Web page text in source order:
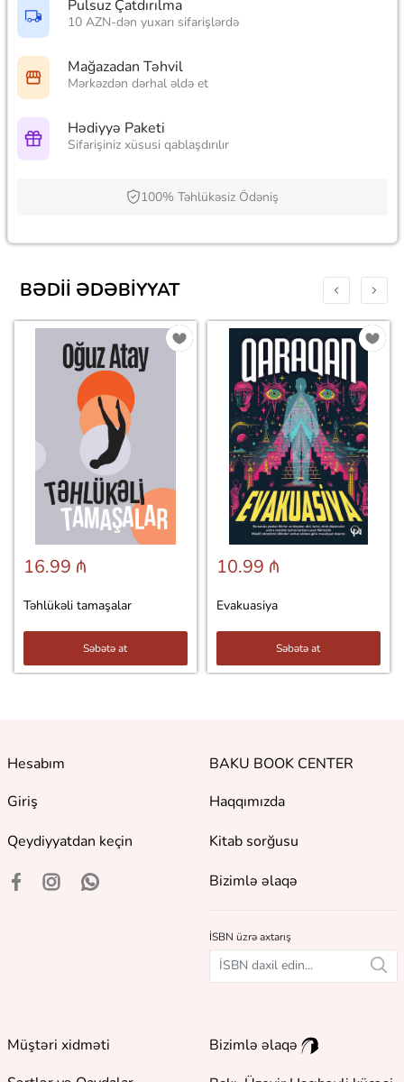
Pulsuz Çatdırılma
10 AZN-dən yuxarı sifarişlərdə
Mağazadan Təhvil
Mərkəzdən dərhal əldə et
Hədiyyə Paketi
Sifarişiniz xüsusi qablaşdırılır
100% Təhlükəsiz Ödəniş
BƏDII ƏDƏBIYYAT
16.99 ₼
Təhlükəli tamaşalar
Səbətə at
10.99 ₼
Evakuasiya
Səbətə at
Hesabım
Giriş
Qeydiyyatdan keçin
BAKU BOOK CENTER
Haqqımızda
Kitab sorğusu
Bizimlə əlaqə
İSBN üzrə axtarış
Müştəri xidməti
Bizimlə əlaqə